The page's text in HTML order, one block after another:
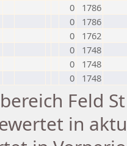
0
1786
0
1786
0
1762
0
1748
0
1748
0 1748
Feld
in